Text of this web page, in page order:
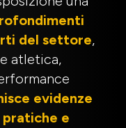
del settore,
atletica,
evidenze
e